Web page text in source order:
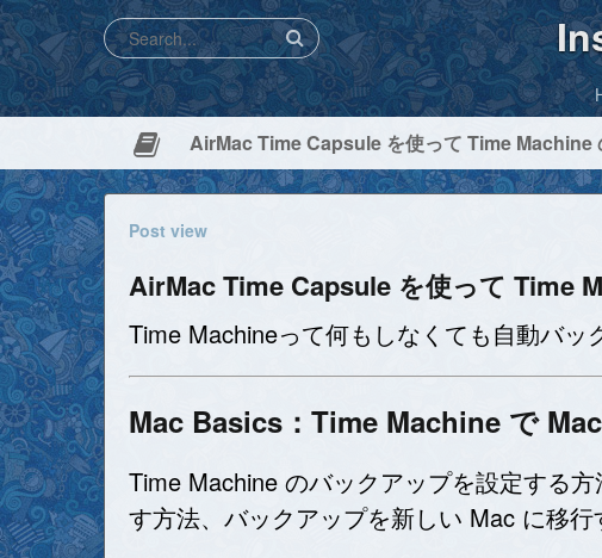
AirMac Time Capsule を使って Time Machine
Post view
AirMac Time Capsule を使って Time
Time Machineって何もしなくても自動バッ
Mac Basics：Time Machine で
Time Machine のバックアップを設定する
す方法、バックアップを新しい Mac に移行